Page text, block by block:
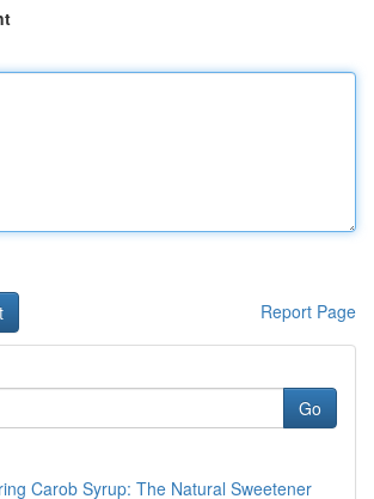
Report Page
Go
Carob Syrup: The Natural Sweetener